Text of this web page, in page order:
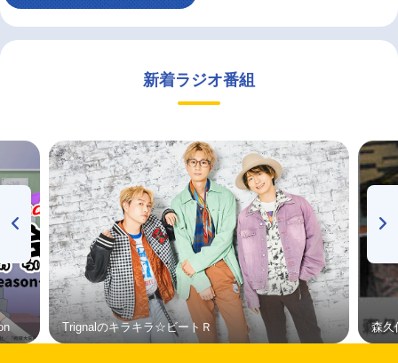
新着ラジオ番組
Trignalのキラキラ☆ビートＲ 森久